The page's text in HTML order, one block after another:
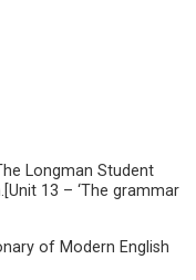
Longman Student
13 – ‘The grammar
of Modern English